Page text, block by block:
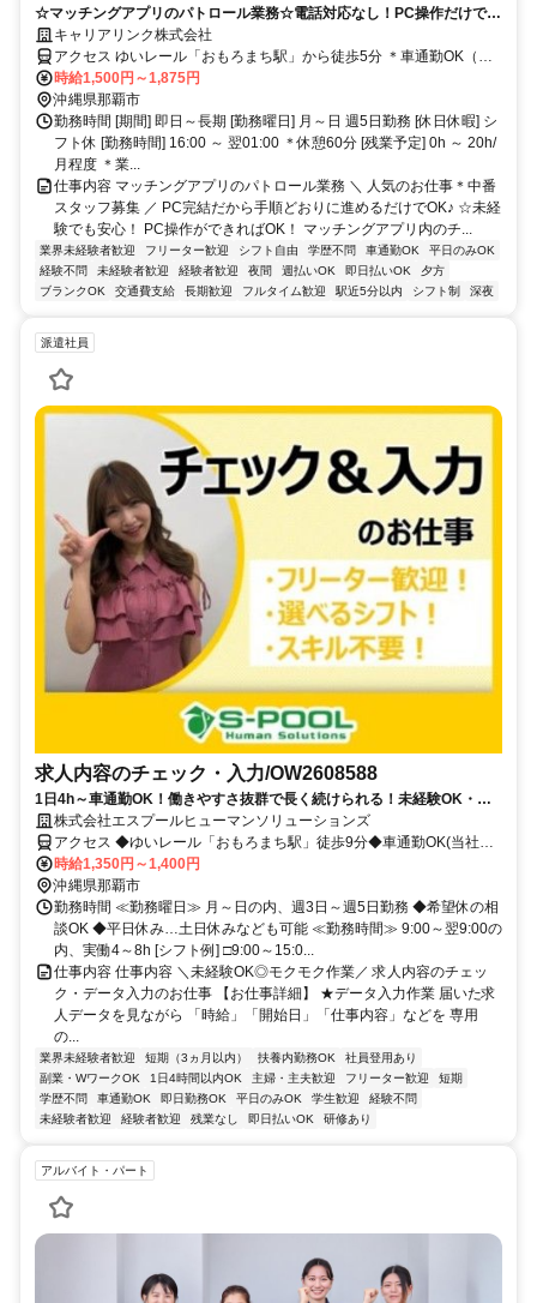
☆マッチングアプリのパトロール業務☆電話対応なし！PC操作だけで完
結するシンプルワークで未経験から安心スタート♪
キャリアリンク株式会社
アクセス ゆいレール「おもろまち駅」から徒歩5分 ＊車通勤OK（駐
車場完備）
時給1,500円～1,875円
沖縄県那覇市
勤務時間 [期間] 即日～長期 [勤務曜日] 月～日 週5日勤務 [休日休暇] シ
フト休 [勤務時間] 16:00 ～ 翌01:00 ＊休憩60分 [残業予定] 0h ～ 20h/
月程度 ＊業...
仕事内容 マッチングアプリのパトロール業務 ＼ 人気のお仕事＊中番
スタッフ募集 ／ PC完結だから手順どおりに進めるだけでOK♪ ☆未経
験でも安心！ PC操作ができればOK！ マッチングアプリ内のチ...
業界未経験者歓迎 フリーター歓迎 シフト自由 学歴不問 車通勤OK
平日のみOK
経験不問
未経験者歓迎 経験者歓迎 夜間 週払いOK 即日払いOK
夕方
ブランクOK
交通費支給 長期歓迎 フルタイム歓迎 駅近5分以内 シフト制 深夜
派遣社員
求人内容のチェック・入力/OW2608588
1日4h～車通勤OK！働きやすさ抜群で長く続けられる！未経験OK・求
人内容のチェック＆もくもく入力するダケ♪
株式会社エスプールヒューマンソリューションズ
アクセス ◆ゆいレール「おもろまち駅」徒歩9分◆車通勤OK(当社規
定有)/駐車場完備
時給1,350円～1,400円
沖縄県那覇市
勤務時間 ≪勤務曜日≫ 月～日の内、週3日～週5日勤務 ◆希望休の相
談OK ◆平日休み…土日休みなども可能 ≪勤務時間≫ 9:00～翌9:00の
内、実働4～8h [シフト例] □9:00～15:0...
仕事内容 仕事内容 ＼未経験OK◎モクモク作業／ 求人内容のチェッ
ク・データ入力のお仕事 【お仕事詳細】 ★データ入力作業 届いた求
人データを見ながら 「時給」「開始日」「仕事内容」などを 専用
の...
業界未経験者歓迎 短期（3ヵ月以内） 扶養内勤務OK
社員登用あり
副業・WワークOK
1日4時間以内OK 主婦・主夫歓迎 フリーター歓迎
短期
学歴不問
車通勤OK 即日勤務OK 平日のみOK 学生歓迎
経験不問
未経験者歓迎
経験者歓迎 残業なし 即日払いOK 研修あり
アルバイト・パート